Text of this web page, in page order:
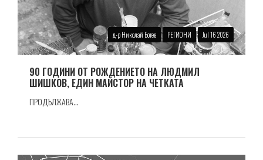
д-р Николай Ботев РЕГИОНИ Jul 16 2026
90 ГОДИНИ ОТ РОЖДЕНИЕТО НА ЛЮДМИЛ
ШИШКОВ, ЕДИН МАЙСТОР НА ЧЕТКАТА
ПРОДЪЛЖАВА...